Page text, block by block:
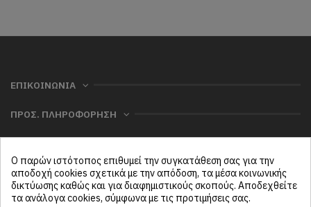
ΕΠΙΚΟΙΝΩΝΙΑ
ΠΡΟΣ. ΠΛΗΡΟΦΟΡΗΣΗ
ΜΕΝΟΥ
Follow us
Ο παρών ιστότοπος επιθυμεί την συγκατάθεση σας για την
αποδοχή cookies σχετικά με την απόδοση, τα μέσα κοινωνικής
δικτύωσης καθώς και για διαφημιστικούς σκοπούς. Αποδεχθείτε
τα ανάλογα cookies, σύμφωνα με τις προτιμήσεις σας.